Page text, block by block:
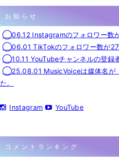
お知らせ
◯06.12 Instagramのフォロワー数が
◯06.01 TikTokのフォロワー数が2万
◯10.11 YouTubeチャンネルの登録
◯25.08.01 MusicVoiceは媒体名が
た。
Instagram YouTube
コメントランキング